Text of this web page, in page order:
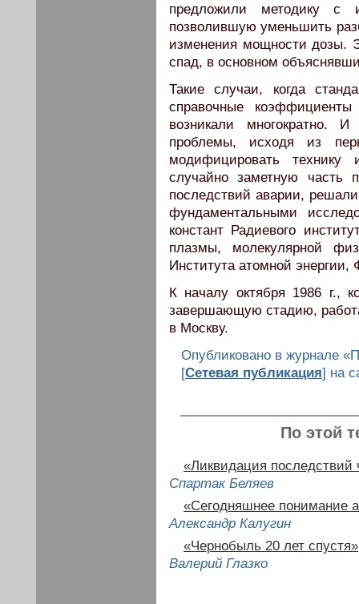
предложили методику с
позволившую уменьшить
изменения мощности дозы.
спад, в основном
Такие случаи, когда
справочные
возникали многократно.
проблемы, исходя из
модифицировать
случайно заметную часть
последствий аварии,
фундаментальными
констант Радиевого
плазмы, молекулярной
Института атомной
К началу октября 1986 г.,
завершающую стадию,
в Москву.
Опубликовано в журнале
[Сетевая публикация] на
По этой
«Ликвидация последствий
Спартак Беляев
«Сегодняшнее понимание
Александр Калугин
«Чернобыль 20 лет спустя»
Валерий Глазко